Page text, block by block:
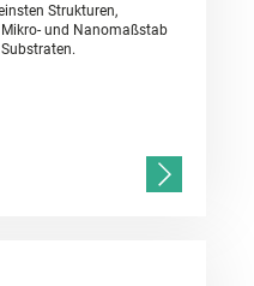
Strukturen,
und Nanomaßstab